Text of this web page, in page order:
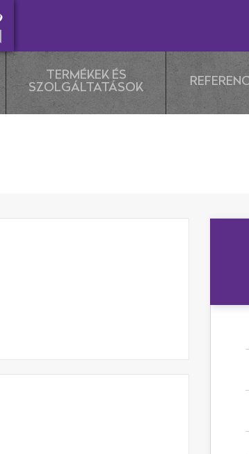
TERMÉKEK ÉS
SZOLGÁLTATÁSOK